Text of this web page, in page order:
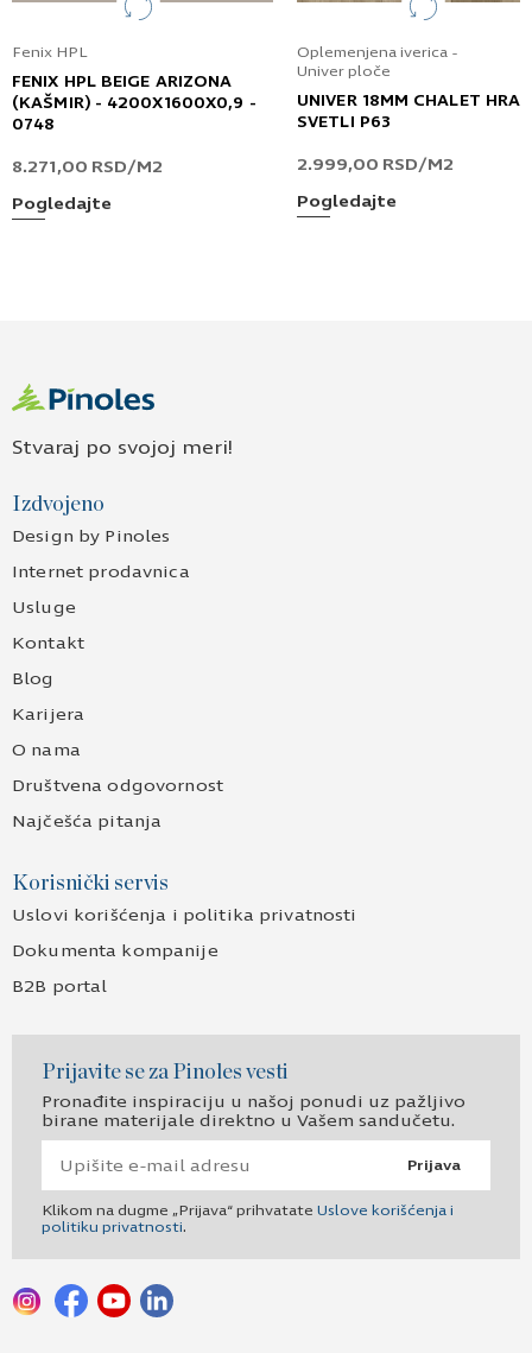
Fenix HPL
FENIX HPL BEIGE ARIZONA
(KAŠMIR) - 4200X1600X0,9 -
0748
8.271,00 RSD/M2
Pogledajte
Oplemenjena iverica -
Univer ploče
UNIVER 18MM CHALET
SVETLI P63
2.999,00 RSD/M2
Pogledajte
Stvaraj po svojoj meri!
Izdvojeno
Design by Pinoles
Internet prodavnica
Usluge
Kontakt
Blog
Karijera
O nama
Društvena odgovornost
Najčešća pitanja
Korisnički servis
Uslovi korišćenja i politika privatnosti
Dokumenta kompanije
B2B portal
Prijavite se za Pinoles vesti
Pronađite inspiraciju u našoj ponudi uz pažljivo
birane materijale direktno u Vašem sandučetu.
Prijava
Klikom na dugme „Prijava“ prihvatate Uslove korišćenja i
politiku privatnosti.